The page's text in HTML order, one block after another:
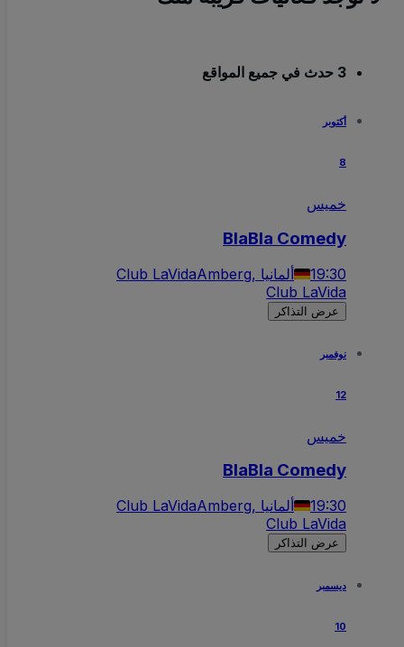
أكتوبر
خميس
BlaBla Comedy
19:30 Amberg, ألمانيا
Club LaVida
Club LaVida
عرض التذاكر
نوفمبر
خميس
BlaBla Comedy
19:30 Amberg, ألمانيا
Club LaVida
Club LaVida
عرض التذاكر
ديسمبر